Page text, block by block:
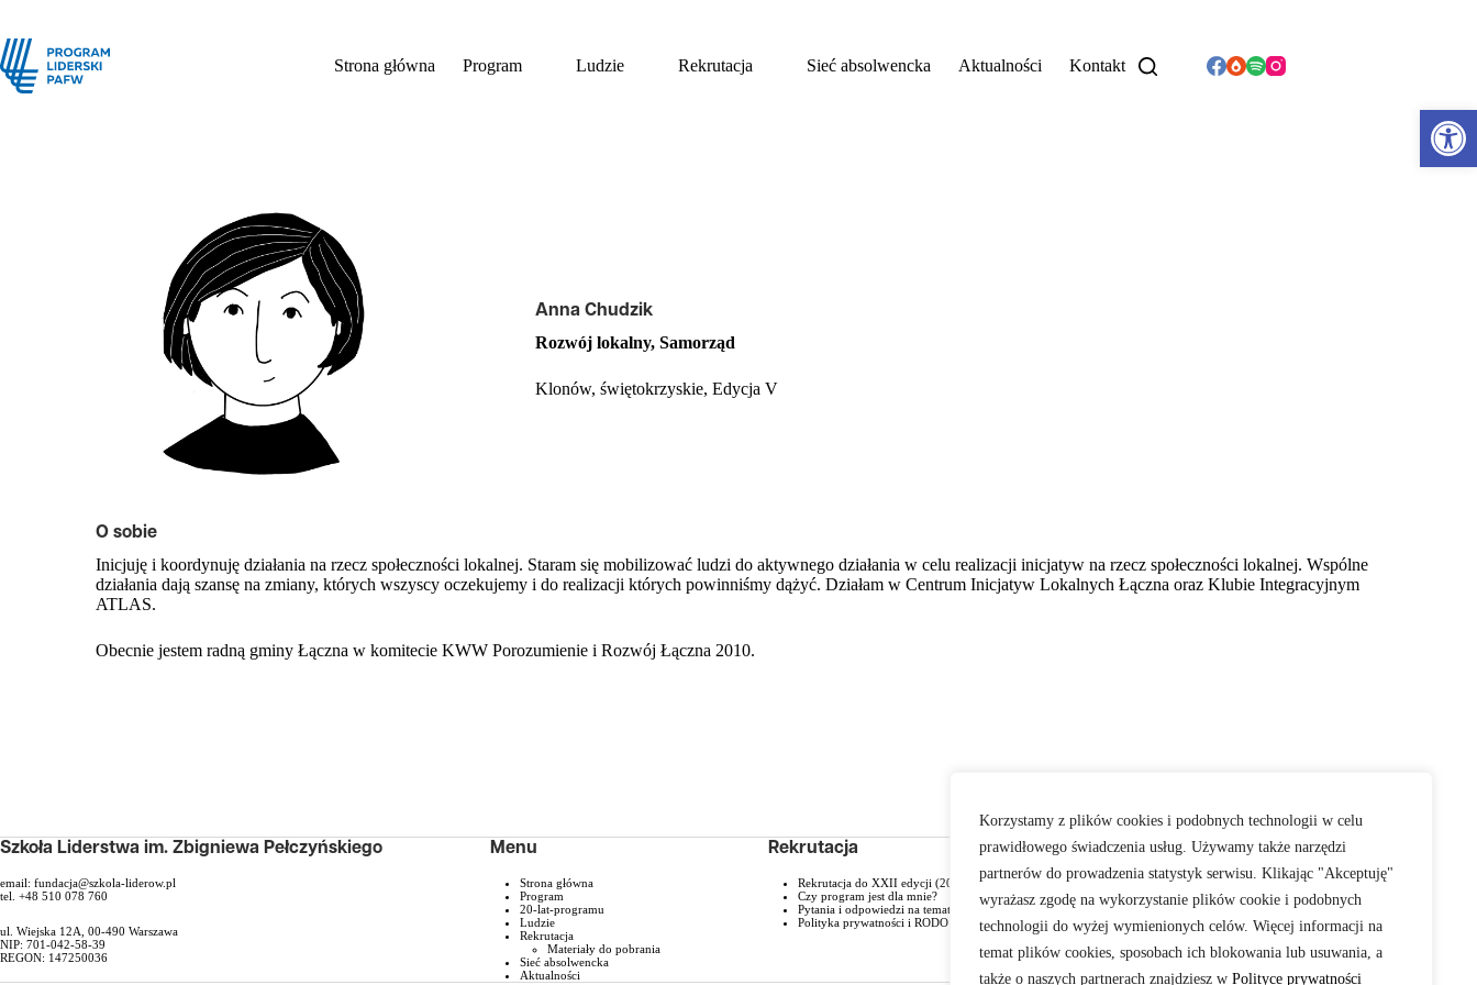
Otwórz pasek narzędzi
Korzystamy z plików cookies i podobnych technologii w celu
prawidłowego świadczenia usług. Używamy także narzędzi
partnerów do prowadzenia statystyk serwisu. Klikając "Akceptuję"
wyrażasz zgodę na wykorzystanie plików cookie i podobnych
technologii do wyżej wymienionych celów. Więcej informacji na
temat plików cookies, sposobach ich blokowania lub usuwania, a
także o naszych partnerach znajdziesz w Polityce prywatności
Strona główna Program Ludzie Rekrutacja Sieć absolwencka Aktualności Kontakt
Anna Chudzik
Rozwój lokalny, Samorząd
Klonów, świętokrzyskie, Edycja V
O sobie
Inicjuję i koordynuję działania na rzecz społeczności lokalnej. Staram się mobilizować ludzi do aktywnego działania w celu realizacji inicjatyw na rzecz społeczności lokalnej. Wspólne
działania dają szansę na zmiany, których wszyscy oczekujemy i do realizacji których powinniśmy dążyć. Działam w Centrum Inicjatyw Lokalnych Łączna oraz Klubie Integracyjnym
ATLAS.
Obecnie jestem radną gminy Łączna w komitecie KWW Porozumienie i Rozwój Łączna 2010.
Szkoła Liderstwa im. Zbigniewa Pełczyńskiego
email: fundacja@szkola-liderow.pl
tel. +48 510 078 760
ul. Wiejska 12A, 00-490 Warszawa
NIP: 701-042-58-39
REGON: 147250036
Menu
Strona główna
Program
20-lat-programu
Ludzie
Rekrutacja
Materiały do pobrania
Sieć absolwencka
Aktualności
Rekrutacja
Rekrutacja do XXII edycji (2026/2027)
Czy program jest dla mnie?
Pytania i odpowiedzi na temat rekrutacji FAQ
Polityka prywatności i RODO
Znajdź nas też na: